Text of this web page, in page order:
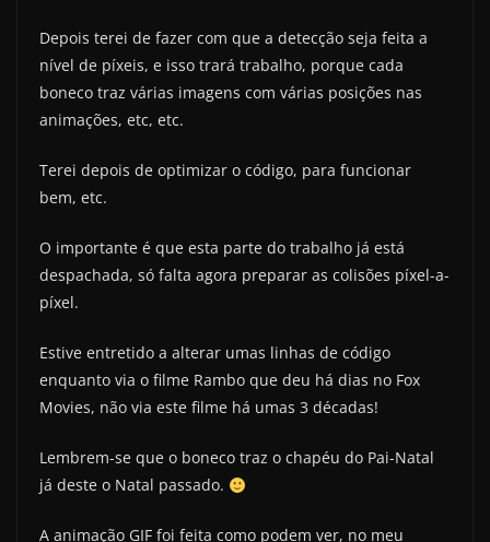
Depois terei de fazer com que a detecção seja feita a
nível de píxeis, e isso trará trabalho, porque cada
boneco traz várias imagens com várias posições nas
animações, etc, etc.
Terei depois de optimizar o código, para funcionar
bem, etc.
O importante é que esta parte do trabalho já está
despachada, só falta agora preparar as colisões píxel-a-
píxel.
Estive entretido a alterar umas linhas de código
enquanto via o filme Rambo que deu há dias no Fox
Movies, não via este filme há umas 3 décadas!
Lembrem-se que o boneco traz o chapéu do Pai-Natal
já deste o Natal passado.
A animação GIF foi feita como podem ver, no meu